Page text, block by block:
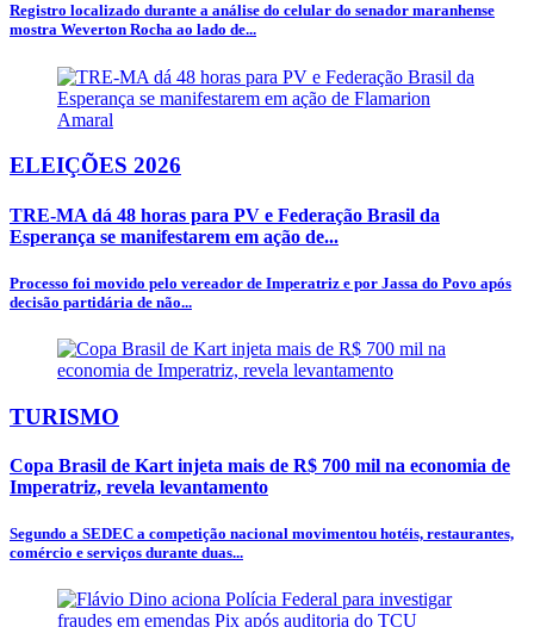
Registro localizado durante a análise do celular do senador maranhense
mostra Weverton Rocha ao lado de...
ELEIÇÕES 2026
TRE-MA dá 48 horas para PV e Federação Brasil da
Esperança se manifestarem em ação de...
Processo foi movido pelo vereador de Imperatriz e por Jassa do Povo após
decisão partidária de não...
TURISMO
Copa Brasil de Kart injeta mais de R$ 700 mil na economia de
Imperatriz, revela levantamento
Segundo a SEDEC a competição nacional movimentou hotéis, restaurantes,
comércio e serviços durante duas...